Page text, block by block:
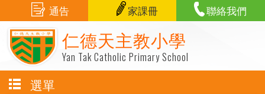
仁德天主教小學
Yan Tak Catholic Primary School
通告 家課冊 聯絡我們
選單